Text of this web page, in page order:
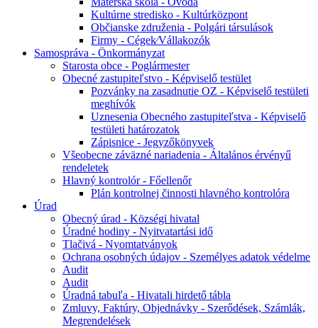
Kultúrne stredisko - Kultúrközpont
Občianske združenia - Polgári társulások
Firmy - Cégek⁄Vállakozók
Samospráva - Önkormányzat
Starosta obce - Poglármester
Obecné zastupiteľstvo - Képviselő testület
Pozvánky na zasadnutie OZ - Képviselő testületi
meghívók
Uznesenia Obecného zastupiteľstva - Képviselő
testületi határozatok
Zápisnice - Jegyzőkönyvek
Všeobecne záväzné nariadenia - Általános érvényű
rendeletek
Hlavný kontrolór - Főellenőr
Plán kontrolnej činnosti hlavného kontrolóra
Úrad
Obecný úrad - Községi hivatal
Úradné hodiny - Nyitvatartási idő
Tlačivá - Nyomtatványok
Ochrana osobných údajov - Személyes adatok védelme
Audit
Audit
Úradná tabuľa - Hivatali hirdető tábla
Zmluvy, Faktúry, Objednávky - Szerődések, Számlák,
Megrendelések